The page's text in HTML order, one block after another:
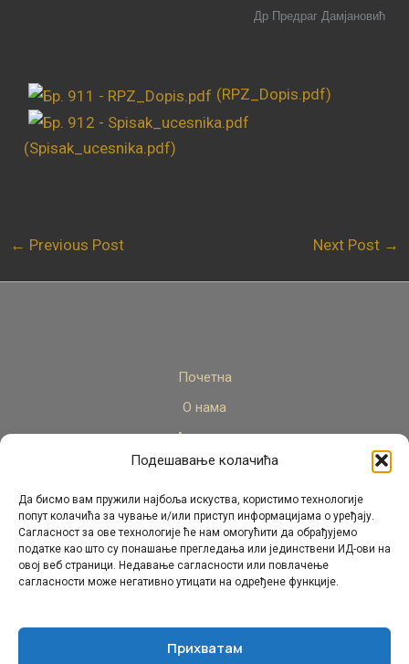
Подешавање колачића
Да бисмо вам пружили најбоља искуства, користимо технологије
попут колачића за чување и/или приступ информацијама о уређају.
Сагласност за ове технологије ће нам омогућити да обрађујемо
податке као што су понашање прегледања или јединствени ИД-ови на
овој веб страници. Недавање сагласности или повлачење
сагласности може негативно утицати на одређене функције.
Прихватам
Др Предраг Дамјановић
(RPZ_Dopis.pdf)
(Spisak_ucesnika.pdf)
← Previous Post Next Post →
Почетна
О нама
Актуелно
Стручни кадар
Пројекти
Архива
Контакт